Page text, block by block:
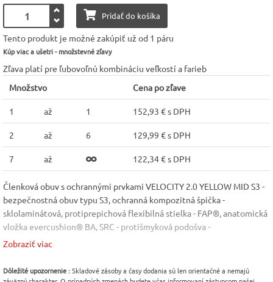
Pridať do košíka
Tento produkt je možné zakúpiť už od 1 páru
Kúp viac a ušetri - množstevné zľavy
Zľava platí pre ľubovoľnú kombináciu veľkostí a farieb
Množstvo
Cena po zľave
1 až 1 152,93 € s DPH
2 až 6 129,99 € s DPH
7 až 122,34 € s DPH
Členková obuv s ochrannými prvkami VELOCITY 2.0 YELLOW MID S3 -
bezpečnostná obuv typu S3, ochranná kompozitná špička -
sklolaminátová, protiprepichová flexibilná stielka - FAP®, anatomická
vložka evercushion® BA, SRC - protišmyková podošva -
guma/medzipodrážka IMPULSE.FOAM®, E - absorpcia energie v
kontaktnému teplu do 300 °C, ESD - odvádza elektrostatický náboj,
Zobraziť viac
Dôležité upozornenie :Skladové zásoby a časy dodania sú len orientačné a nemajú